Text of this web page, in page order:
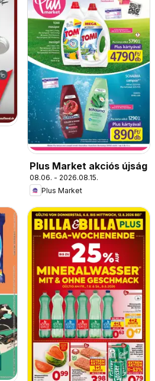
Plus Market akciós újság
08.06. - 2026.08.15.
Plus Market